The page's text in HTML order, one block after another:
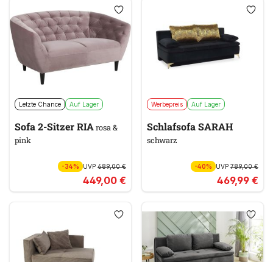
Letzte Chance Auf Lager
Sofa 2-Sitzer RIArosa &
pink
-34% UVP 689,00 €
449,00 €
Werbepreis Auf Lager
Schlafsofa SARAH
schwarz
-40% UVP789,00 €
469,99 €